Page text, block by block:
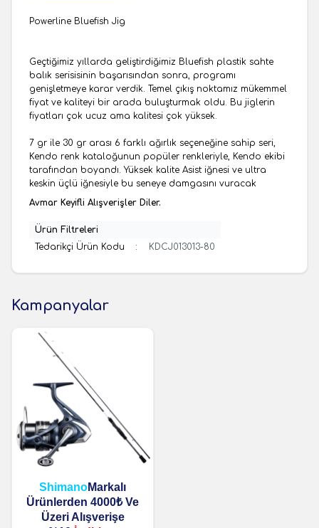
Powerline Bluefish Jig
Geçtiğimiz yıllarda geliştirdiğimiz Bluefish plastik sahte
balık serisisinin başarısından sonra, programı
genişletmeye karar verdik. Temel çıkış noktamız mükemmel
fiyat ve kaliteyi bir arada buluşturmak oldu. Bu jiglerin
fiyatları çok ucuz ama kalitesi çok yüksek.
7 gr ile 30 gr arası 6 farklı ağırlık seçeneğine sahip seri,
Kendo renk kataloğunun popüler renkleriyle, Kendo ekibi
tarafından boyandı. Yüksek kalite Asist iğnesi ve ultra
keskin üçlü iğnesiyle bu seneye damgasını vuracak
Avmar Keyifli Alışverişler Diler.
Ürün Filtreleri
Tedarikçi Ürün Kodu
: KDCJ013013-80
Kampanyalar
ShimanoMarkalı
Ürünlerden 4000₺ Ve
Üzeri Alışverişe